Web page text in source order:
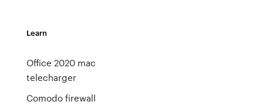
Learn
Office 2020 mac
telecharger
Comodo firewall